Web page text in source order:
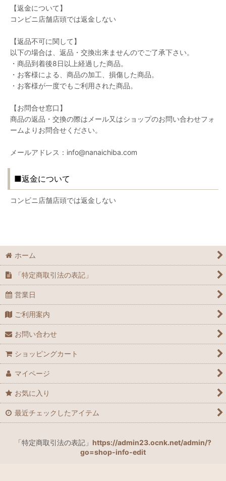
【返金について】
コンビニ店舗店頭では返金しない
【返品不可に関して】
以下の場合は、返品・交換出来ませんのでご了承下さい。
・商品到着後8日以上経過した商品。
・お客様による、商品の加工、損傷した商品。
・お客様が一度でもご利用された商品。
【お問合せ窓口】
商品の返品・交換の際はメール又はショップのお問い合わせフォ
ームよりお問合せください。
メールアドレス：info@nanaichiba.com
■返金について
コンビニ店舗店頭では返金しない
ホーム
「特定商取引法の表記」
営業日
ご利用案内
お問い合わせ
ショッピングカート
マイページ
お気に入り
最近チェックしたアイテム
「特定商取引法の表記」 https://admin23.ocnk.net/admin/?
go=shop-info-edit